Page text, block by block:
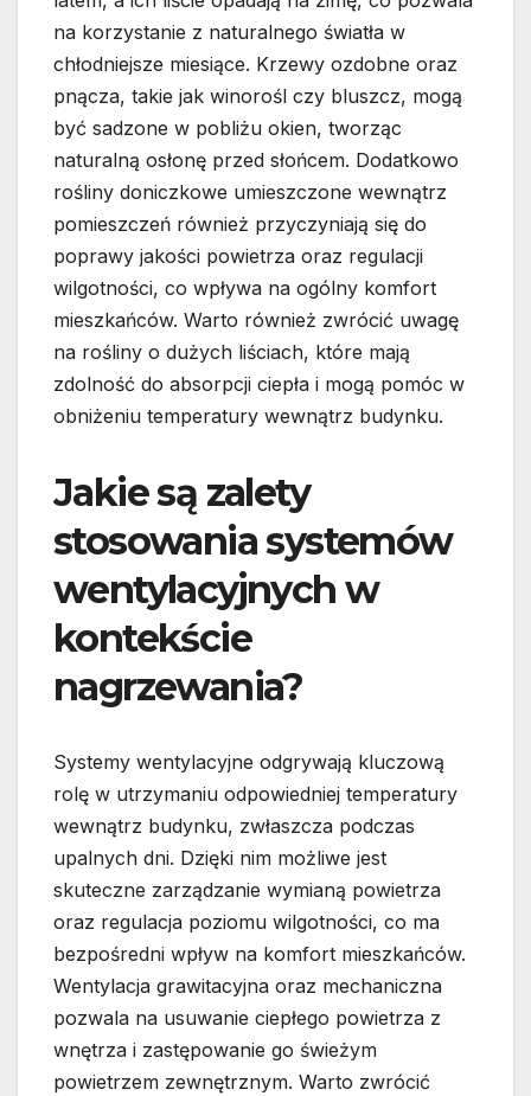
na korzystanie z naturalnego światła w
chłodniejsze miesiące. Krzewy ozdobne oraz
pnącza, takie jak winorośl czy bluszcz, mogą
być sadzone w pobliżu okien, tworząc
naturalną osłonę przed słońcem. Dodatkowo
rośliny doniczkowe umieszczone wewnątrz
pomieszczeń również przyczyniają się do
poprawy jakości powietrza oraz regulacji
wilgotności, co wpływa na ogólny komfort
mieszkańców. Warto również zwrócić uwagę
na rośliny o dużych liściach, które mają
zdolność do absorpcji ciepła i mogą pomóc w
obniżeniu temperatury wewnątrz budynku.
Jakie są zalety
stosowania systemów
wentylacyjnych w
kontekście
nagrzewania?
Systemy wentylacyjne odgrywają kluczową
rolę w utrzymaniu odpowiedniej temperatury
wewnątrz budynku, zwłaszcza podczas
upalnych dni. Dzięki nim możliwe jest
skuteczne zarządzanie wymianą powietrza
oraz regulacja poziomu wilgotności, co ma
bezpośredni wpływ na komfort mieszkańców.
Wentylacja grawitacyjna oraz mechaniczna
pozwala na usuwanie ciepłego powietrza z
wnętrza i zastępowanie go świeżym
powietrzem zewnętrznym. Warto zwrócić